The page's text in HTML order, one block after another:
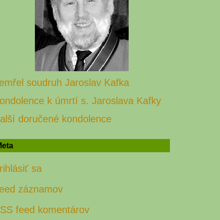
soudruh Jaroslav Kafka
k úmrtí s. Jaroslava Kafky
doručené kondolence
sa
záznamov
feed komentárov